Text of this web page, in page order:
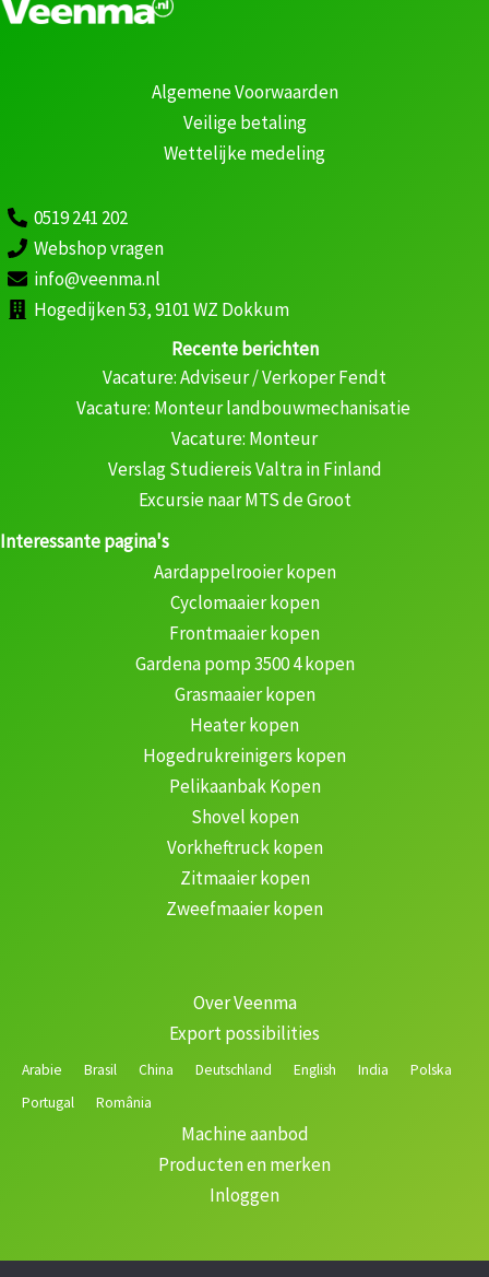
Algemene Voorwaarden
Veilige betaling
Wettelijke medeling
0519 241 202
Webshop vragen
info@veenma.nl
Hogedijken 53, 9101 WZ Dokkum
Recente berichten
Vacature: Adviseur / Verkoper Fendt
Vacature: Monteur landbouwmechanisatie
Vacature: Monteur
Verslag Studiereis Valtra in Finland
Excursie naar MTS de Groot
Interessante pagina's
Aardappelrooier kopen
Cyclomaaier kopen
Frontmaaier kopen
Gardena pomp 3500 4 kopen
Grasmaaier kopen
Heater kopen
Hogedrukreinigers kopen
Pelikaanbak Kopen
Shovel kopen
Vorkheftruck kopen
Zitmaaier kopen
Zweefmaaier kopen
Over Veenma
Export possibilities
Arabie Brasil China Deutschland English India
Polska
Portugal
România
Machine aanbod
Producten en merken
Inloggen